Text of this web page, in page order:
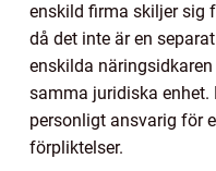
enskild firma skiljer sig
då det inte är en
enskilda
samma juridiska enhet.
personligt ansvarig för
förpliktelser.